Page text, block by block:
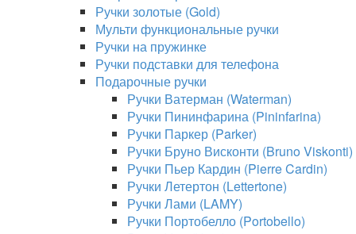
Ручки золотые (Gold)
Мульти функциональные ручки
Ручки на пружинке
Ручки подставки для телефона
Подарочные ручки
Ручки Ватерман (Waterman)
Ручки Пининфарина (Pininfarina)
Ручки Паркер (Parker)
Ручки Бруно Висконти (Bruno Viskonti)
Ручки Пьер Кардин (Pierre Cardin)
Ручки Летертон (Lettertone)
Ручки Лами (LAMY)
Ручки Портобелло (Portobello)